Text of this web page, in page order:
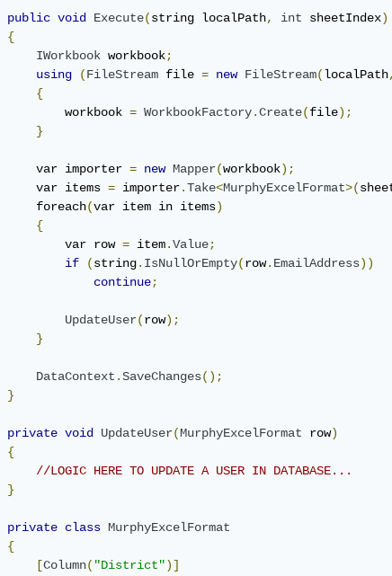
public void Execute(string localPath, int sheetIndex)
{
IWorkbook workbook;
using
(FileStream file = new FileStream(localPath,
{
workbook
= WorkbookFactory.Create(file);
}
var importer
= new Mapper(workbook);
var items
= importer.Take<MurphyExcelFormat>(
foreach
(var item in items)
{
var row
= item.Value;
if
(string. IsNullOrEmpty(row. EmailAddress))
continue;
UpdateUser(row);
}
DataContext .SaveChanges();
}
private void UpdateUser(MurphyExcelFormat row)
{
//LOGIC HERE TO UPDATE A USER IN DATABASE...
}
private class MurphyExcelFormat
{
[Column( "District")]